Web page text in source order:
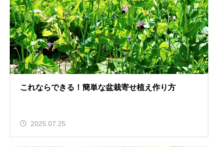
これならできる！簡単な盆栽寄せ植え作り方
2025.07.25